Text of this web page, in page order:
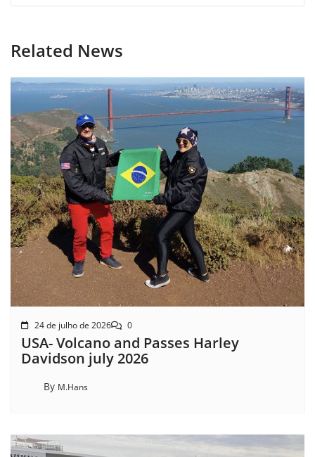
Related News
24 de julho de 2026 0
USA- Volcano and Passes Harley
Davidson july 2026
By M.Hans